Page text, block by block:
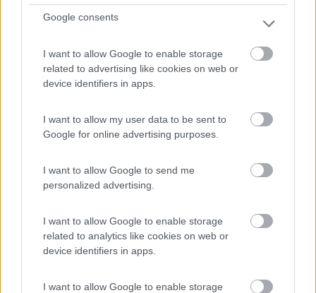
Google consents
I want to allow Google to enable storage
related to advertising like cookies on web or
device identifiers in apps.
I want to allow my user data to be sent to
Google for online advertising purposes.
I want to allow Google to send me
personalized advertising.
I want to allow Google to enable storage
related to analytics like cookies on web or
device identifiers in apps.
I want to allow Google to enable storage
Servizi / Posizione
Nell'azienda agricola, immersa nel verde e vicina al
Mortegliano (UD) - 209.2km
Via Chiasottis 2/a - Lavariano